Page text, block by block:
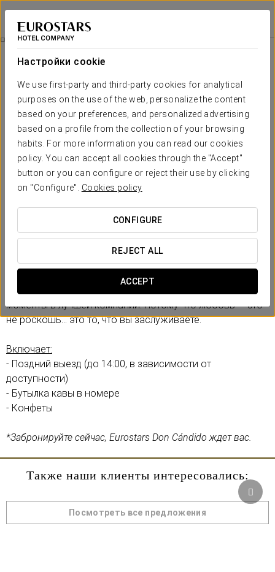
Настройки cookie
We use first-party and third-party cookies for analytical
purposes on the use of the web, personalize the content
based on your preferences, and personalized advertising
based on a profile from the collection of your browsing
habits. For more information you can read our cookies
policy. You can accept all cookies through the "Accept"
button or you can configure or reject their use by clicking
on "Configure". Cookies policy
CONFIGURE
REJECT ALL
ACCEPT
Eurostars Don Cándido
БАРСЕЛОНА - ТАРРАСА
Pомантический Опыт
25 €
Pомантический опыт
Попробуйте наш новый Романтический опыт и
наслаждайтесь вместе в Eurostars Don Cándido.
Не упустите эту ограниченную возможность.
Проснитесь без спешки и разделите уникальные
моменты в лучшей компании. Потому что любовь — это
не роскошь... это то, что вы заслуживаете.
Включает:
- Поздний выезд (до 14:00, в зависимости от
доступности)
- Бутылка кавы в номере
- Конфеты
*Забронируйте сейчас, Eurostars Don Cándido ждет вас.
Также наши клиенты интересовались:
Посмотреть все предложения